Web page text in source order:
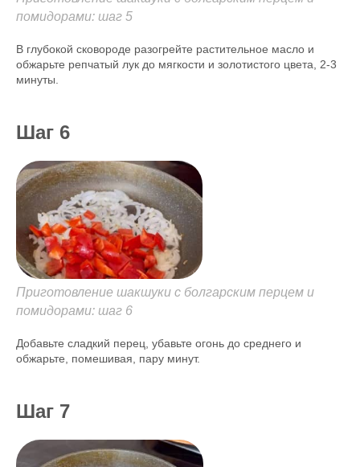
помидорами: шаг 5
В глубокой сковороде разогрейте растительное масло и
обжарьте репчатый лук до мягкости и золотистого цвета, 2-3
минуты.
Шаг 6
Приготовление шакшуки с болгарским перцем и
помидорами: шаг 6
Добавьте сладкий перец, убавьте огонь до среднего и
обжарьте, помешивая, пару минут.
Шаг 7